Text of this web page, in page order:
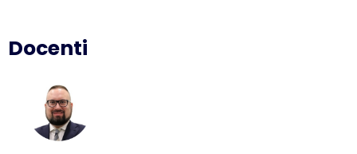
Docenti